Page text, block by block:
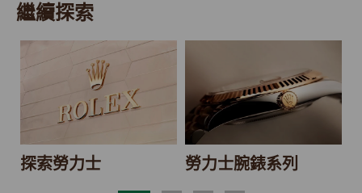
繼續探索
探索勞力士 勞力士腕錶系列